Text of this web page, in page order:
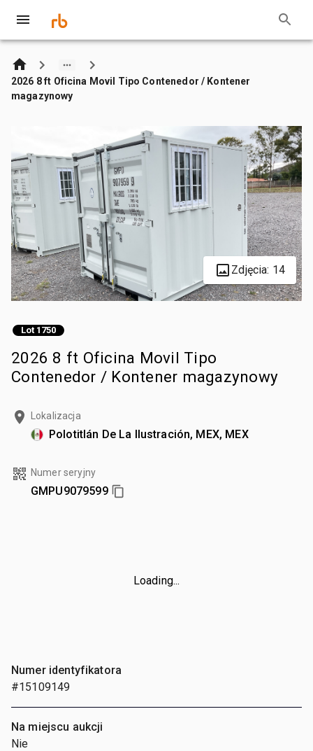
2026 8 ft Oficina Movil Tipo Contenedor / Kontener
magazynowy
Zdjęcia: 14
Lot 1750
2026 8 ft Oficina Movil Tipo
Contenedor / Kontener magazynowy
Lokalizacja
Polotitlán De La Ilustración, MEX, MEX
Numer seryjny
GMPU9079599
Loading...
Numer identyfikatora
#15109149
Na miejscu aukcji
Nie